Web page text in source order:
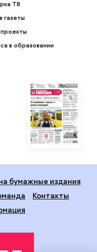
ТВ
газеты
в образовании
бумажные издания
Контакты